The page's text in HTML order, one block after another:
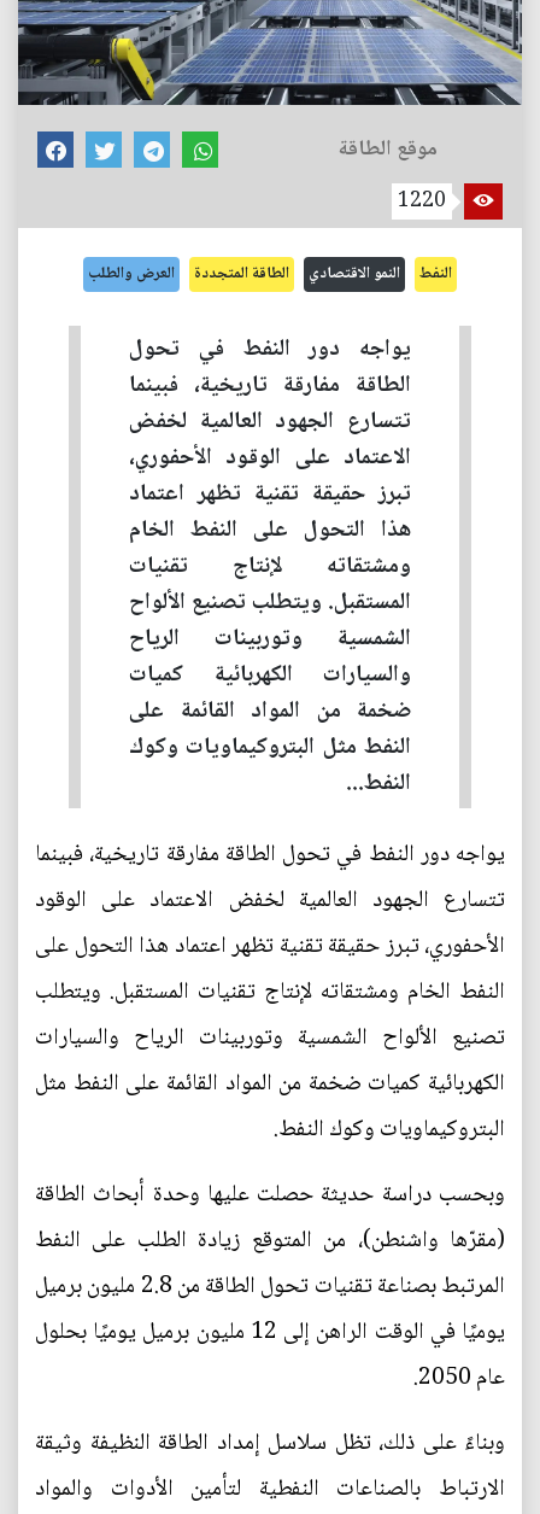
موقع الطاقة
1220
النفط النمو الاقتصادي الطاقة المتجددة العرض والطلب
يواجه دور النفط في تحول
الطاقة مفارقة تاريخية، فبينما
تتسارع الجهود العالمية لخفض
الاعتماد على الوقود الأحفوري،
تبرز حقيقة تقنية تظهر اعتماد
هذا التحول على النفط الخام
ومشتقاته لإنتاج تقنيات
المستقبل. ويتطلب تصنيع الألواح
الشمسية وتوربينات الرياح
والسيارات الكهربائية كميات
ضخمة من المواد القائمة على
النفط مثل البتروكيماويات وكوك
النفط...
يواجه دور النفط في تحول الطاقة مفارقة تاريخية، فبينما
تتسارع الجهود العالمية لخفض الاعتماد على الوقود
الأحفوري، تبرز حقيقة تقنية تظهر اعتماد هذا التحول على
النفط الخام ومشتقاته لإنتاج تقنيات المستقبل. ويتطلب
تصنيع الألواح الشمسية وتوربينات الرياح والسيارات
الكهربائية كميات ضخمة من المواد القائمة على النفط مثل
البتروكيماويات وكوك النفط.
وبحسب دراسة حديثة حصلت عليها وحدة أبحاث الطاقة
(مقرّها واشنطن)، من المتوقع زيادة الطلب على النفط
المرتبط بصناعة تقنيات تحول الطاقة من 2.8 مليون برميل
يوميًا في الوقت الراهن إلى 12 مليون برميل يوميًا بحلول
عام 2050.
وبناءً على ذلك، تظل سلاسل إمداد الطاقة النظيفة وثيقة
الارتباط بالصناعات النفطية لتأمين الأدوات والمواد